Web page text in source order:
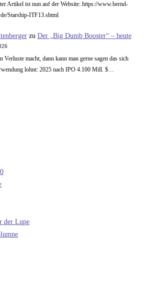
Artikel ist nun auf der Website: https://www.bernd-
Starship-ITF13.shtml
zu Der „Big Dumb Booster“ – heute
Verluste macht, dann kann man gerne sagen das sich
lohnt: 2025 nach IPO 4.100 Mill. $…
der Lupe